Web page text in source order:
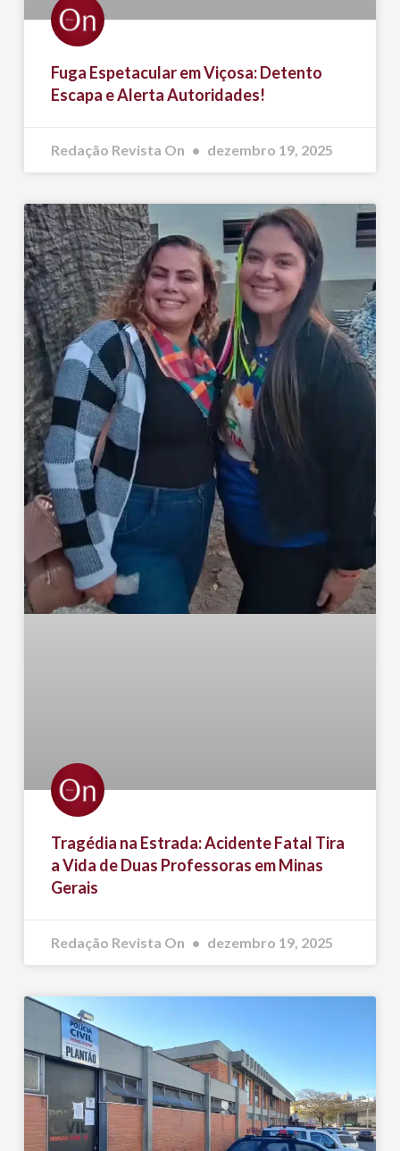
Fuga Espetacular em Viçosa: Detento
Escapa e Alerta Autoridades!
Redação Revista On dezembro 19, 2025
Tragédia na Estrada: Acidente Fatal Tira
a Vida de Duas Professoras em Minas
Gerais
Redação Revista On dezembro 19, 2025